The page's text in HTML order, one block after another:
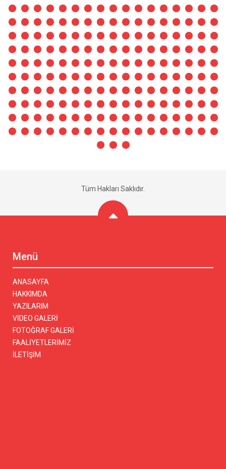
Tüm Hakları Saklıdır.
Menü
ANASAYFA
HAKKIMDA
YAZILARIM
VİDEO GALERİ
FOTOĞRAF GALERİ
FAALİYETLERİMİZ
İLETİŞİM